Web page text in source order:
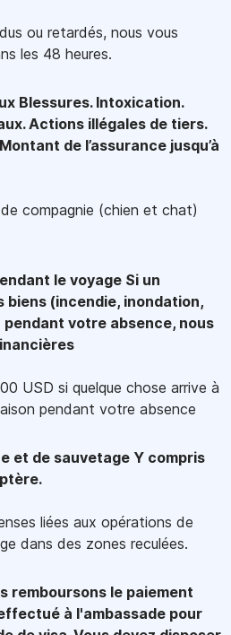
ou retardés, nous vous
les 48 heures.
Blessures. Intoxication.
Actions illégales de tiers.
de l’assurance jusqu’à
compagnie (chien et chat)
le voyage Si un
(incendie, inondation,
votre absence, nous
USD si quelque chose arrive à
pendant votre absence
et de sauvetage Y compris
liées aux opérations de
dans des zones reculées.
remboursons le paiement
à l'ambassade pour